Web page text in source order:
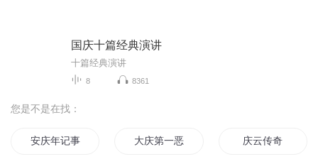
国庆十篇经典演讲
十篇经典演讲
8 8361
您是不是在找：
安庆年记事 大庆第一恶 庆云传奇